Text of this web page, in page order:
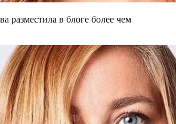
разместила в блоге более чем